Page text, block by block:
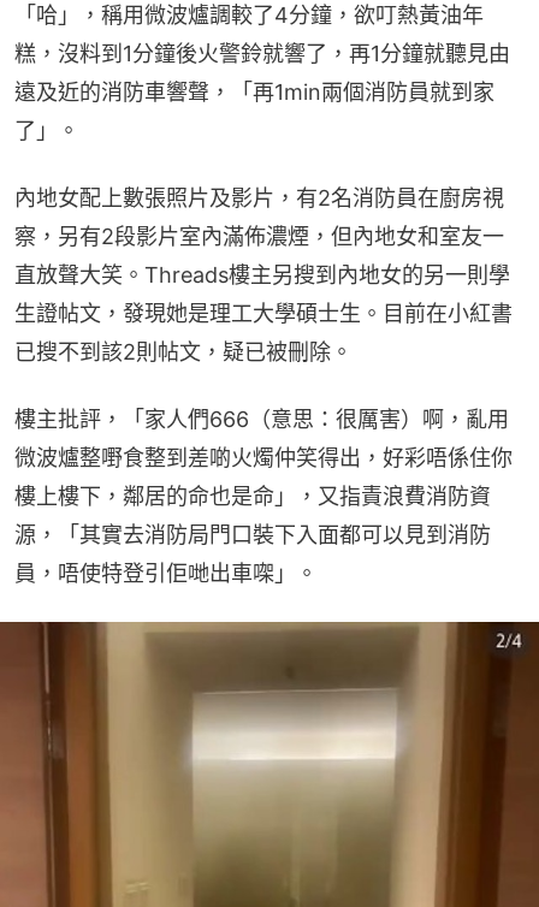
「哈」，稱用微波爐調較了4分鐘，欲叮熱黃油年
糕，沒料到1分鐘後火警鈴就響了，再1分鐘就聽見由
遠及近的消防車響聲，「再1min兩個消防員就到家
了」。
內地女配上數張照片及影片，有2名消防員在廚房視
察，另有2段影片室內滿佈濃煙，但內地女和室友一
直放聲大笑。Threads樓主另搜到內地女的另一則學
生證帖文，發現她是理工大學碩士生。目前在小紅書
已搜不到該2則帖文，疑已被刪除。
樓主批評，「家人們666（意思：很厲害）啊，亂用
微波爐整嘢食整到差啲火燭仲笑得出，好彩唔係住你
樓上樓下，鄰居的命也是命」，又指責浪費消防資
源，「其實去消防局門口裝下入面都可以見到消防
員，唔使特登引佢哋出車㗎」。